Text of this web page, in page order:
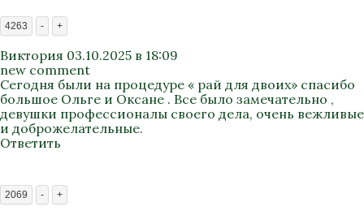
4263 - +
Виктория 03.10.2025 в 18:09
new comment
Сегодня были на процедуре « рай для двоих» спасибо
большое Ольге и Оксане . Все было замечательно ,
девушки профессионалы своего дела, очень вежливые
и доброжелательные.
Ответить
2069 - +